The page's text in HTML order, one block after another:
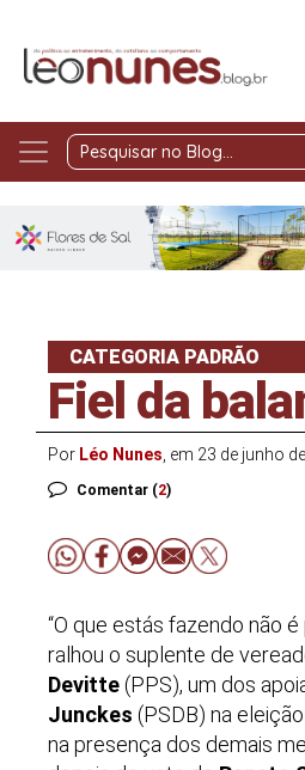
CATEGORIA PADRÃO
Fiel da
Por Léo Nunes , em 23 de junho
Comentar (2)
“O que estás fazendo não
ralhou o suplente de
Devitte (PPS), um dos
Junckes (PSDB) na
na presença dos demais